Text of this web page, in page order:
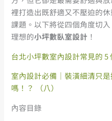
裡打造出既舒適又不壓迫的
課題。以下將從四個角度切
理想的小坪數臥室設計 ！
台北小坪數室內設計常見的 5
室內設計必備｜裝潢細清只
嗎！？ （八）
內容目錄